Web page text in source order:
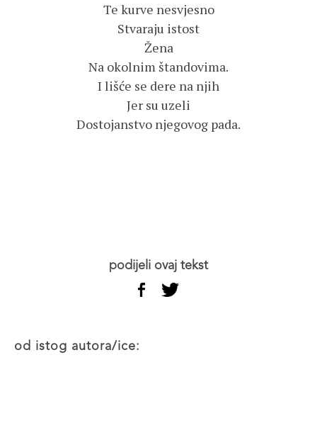
Te kurve nesvjesno
Stvaraju istost
Žena
Na okolnim štandovima.
I lišće se dere na njih
Jer su uzeli
Dostojanstvo njegovog pada.
podijeli ovaj tekst
od istog autora/ice: